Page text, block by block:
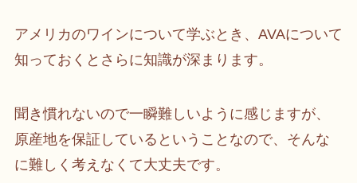
アメリカのワインについて学ぶとき、AVAについて
知っておくとさらに知識が深まります。
聞き慣れないので一瞬難しいように感じますが、
原産地を保証しているということなので、そんな
に難しく考えなくて大丈夫です。